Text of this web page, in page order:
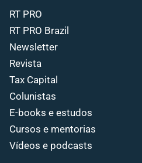
RT PRO
RT PRO Brazil
Newsletter
Revista
Tax Capital
Colunistas
E-books e estudos
Cursos e mentorias
Vídeos e podcasts